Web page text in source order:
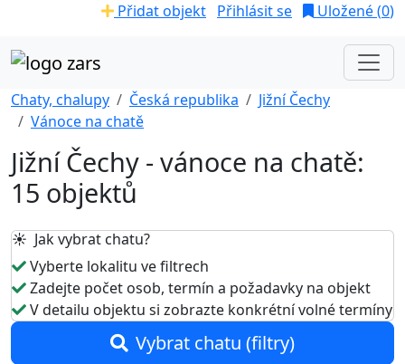
Přidat objekt Přihlásit se Uložené (0)
Chaty, chalupy Česká republika
Jižní Čechy
Vánoce na chatě
Jižní Čechy - vánoce na chatě:
15 objektů
☀️ Jak vybrat chatu?
Vyberte lokalitu ve filtrech
Zadejte počet osob, termín a požadavky na objekt
V detailu objektu si zobrazte konkrétní volné termíny
Vybrat chatu (filtry)